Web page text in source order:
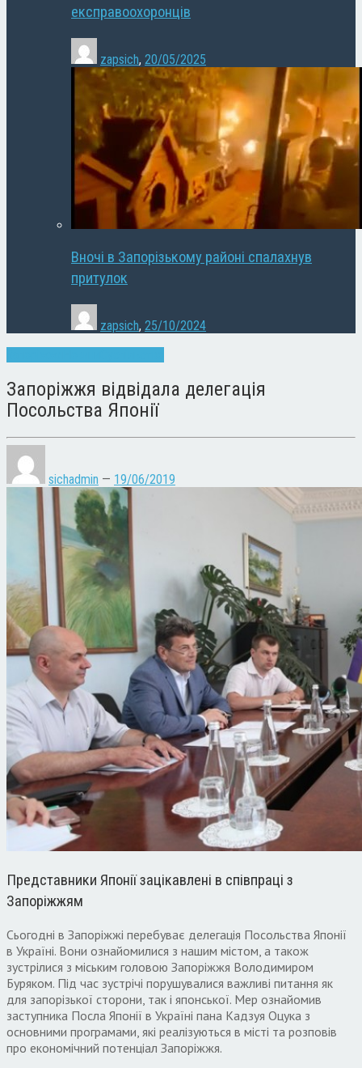
експравоохоронців
zapsich, 20/05/2025
Вночі в Запорізькому районі спалахнув
притулок
zapsich, 25/10/2024
Запоріжжя відвідала делегація
Посольства Японії
sichadmin — 19/06/2019
Представники Японії зацікавлені в співпраці з
Запоріжжям
Сьогодні в Запоріжжі перебуває делегація Посольства Японії
в Україні. Вони ознайомилися з нашим містом, а також
зустрілися з міським головою Запоріжжя Володимиром
Буряком. Під час зустрічі порушувалися важливі питання як
для запорізької сторони, так і японської. Мер ознайомив
заступника Посла Японії в Україні пана Кадзуя Оцука з
основними програмами, які реалізуються в місті та розповів
про економічний потенціал Запоріжжя.